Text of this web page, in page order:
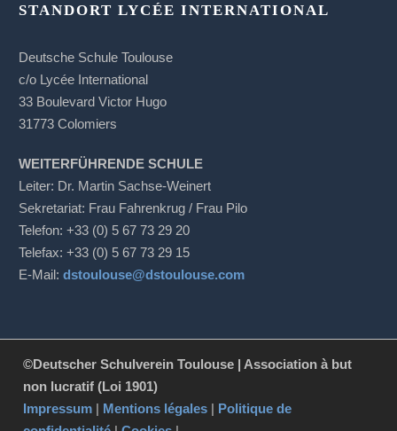
STANDORT LYCÉE INTERNATIONAL
Deutsche Schule Toulouse
c/o Lycée International
33 Boulevard Victor Hugo
31773 Colomiers
WEITERFÜHRENDE SCHULE
Leiter: Dr. Martin Sachse-Weinert
Sekretariat: Frau Fahrenkrug / Frau Pilo
Telefon: +33 (0) 5 67 73 29 20
Telefax: +33 (0) 5 67 73 29 15
E-Mail:dstoulouse@dstoulouse.com
©Deutscher Schulverein Toulouse | Association à but
non lucratif (Loi 1901)
Impressum | Mentions légales | Politique de